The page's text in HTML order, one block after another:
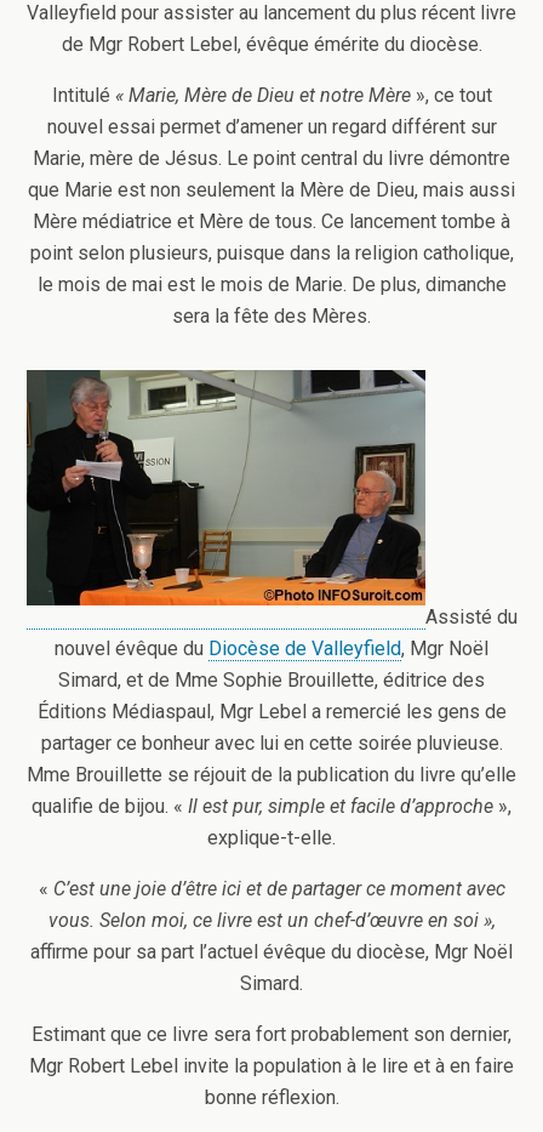
Valleyfield pour assister au lancement du plus récent livre
de Mgr Robert Lebel, évêque émérite du diocèse.
Intitulé « Marie, Mère de Dieu et notre Mère», ce tout
nouvel essai permet d’amener un regard différent sur
Marie, mère de Jésus. Le point central du livre démontre
que Marie est non seulement la Mère de Dieu, mais aussi
Mère médiatrice et Mère de tous. Ce lancement tombe à
point selon plusieurs, puisque dans la religion catholique,
le mois de mai est le mois de Marie. De plus, dimanche
sera la fête des Mères.
Assisté du
nouvel évêque du Diocèse de Valleyfield, Mgr Noël
Simard, et de Mme Sophie Brouillette, éditrice des
Éditions Médiaspaul, Mgr Lebel a remercié les gens de
partager ce bonheur avec lui en cette soirée pluvieuse.
Mme Brouillette se réjouit de la publication du livre qu’elle
qualifie de bijou. « Il est pur, simple et facile d’approche »,
explique-t-elle.
« C’est une joie d’être ici et de partager ce moment avec
vous. Selon moi, ce livre est un chef-d’œuvre en soi »,
affirme pour sa part l’actuel évêque du diocèse, Mgr Noël
Simard.
Estimant que ce livre sera fort probablement son dernier,
Mgr Robert Lebel invite la population à le lire et à en faire
bonne réflexion.